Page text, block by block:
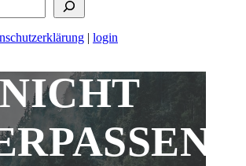
| login
NICHT